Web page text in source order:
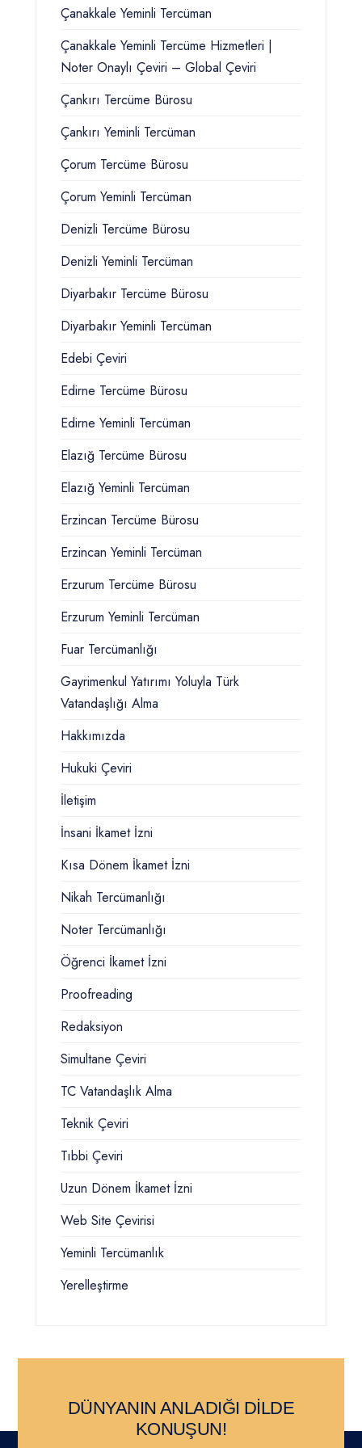
Çanakkale Yeminli Tercüman
Çanakkale Yeminli Tercüme Hizmetleri |
Noter Onaylı Çeviri – Global Çeviri
Çankırı Tercüme Bürosu
Çankırı Yeminli Tercüman
Çorum Tercüme Bürosu
Çorum Yeminli Tercüman
Denizli Tercüme Bürosu
Denizli Yeminli Tercüman
Diyarbakır Tercüme Bürosu
Diyarbakır Yeminli Tercüman
Edebi Çeviri
Edirne Tercüme Bürosu
Edirne Yeminli Tercüman
Elazığ Tercüme Bürosu
Elazığ Yeminli Tercüman
Erzincan Tercüme Bürosu
Erzincan Yeminli Tercüman
Erzurum Tercüme Bürosu
Erzurum Yeminli Tercüman
Fuar Tercümanlığı
Gayrimenkul Yatırımı Yoluyla Türk
Vatandaşlığı Alma
Hakkımızda
Hukuki Çeviri
İletişim
İnsani İkamet İzni
Kısa Dönem İkamet İzni
Nikah Tercümanlığı
Noter Tercümanlığı
Öğrenci İkamet İzni
Proofreading
Redaksiyon
Simultane Çeviri
TC Vatandaşlık Alma
Teknik Çeviri
Tıbbi Çeviri
Uzun Dönem İkamet İzni
Web Site Çevirisi
Yeminli Tercümanlık
Yerelleştirme
DÜNYANIN ANLADIĞI DİLDE
KONUŞUN!